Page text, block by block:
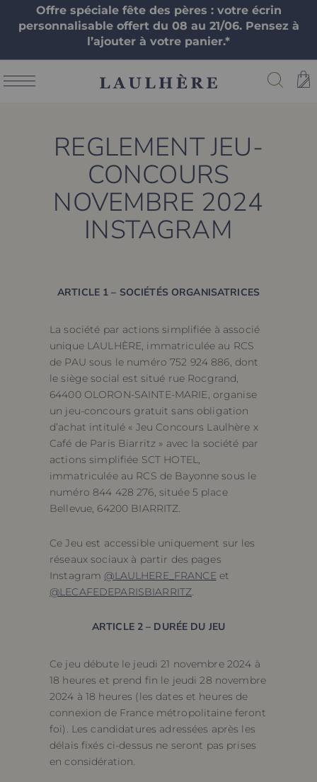
Offre spéciale fête des pères : votre écrin
personnalisable offert du 08 au 21/06. Pensez à
l’ajouter à votre panier.*
REGLEMENT JEU-
CONCOURS
NOVEMBRE 2024
INSTAGRAM
ARTICLE 1 – SOCIÉTÉS ORGANISATRICES
La société par actions simplifiée à associé
unique LAULHÈRE, immatriculée au RCS
de PAU sous le numéro 752 924 886, dont
le siège social est situé rue Rocgrand,
64400 OLORON-SAINTE-MARIE, organise
un jeu-concours gratuit sans obligation
d’achat intitulé « Jeu Concours Laulhère x
Café de Paris Biarritz » avec la société par
actions simplifiée SCT HOTEL,
immatriculée au RCS de Bayonne sous le
numéro 844 428 276, située 5 place
Bellevue, 64200 BIARRITZ.
Ce Jeu est accessible uniquement sur les
réseaux sociaux à partir des pages
Instagram @LAULHERE_FRANCEet
@LECAFEDEPARISBIARRITZ.
ARTICLE 2 – DURÉE DU JEU
Ce jeu débute le jeudi 21 novembre 2024 à
18 heures et prend fin le jeudi 28 novembre
2024 à 18 heures (les dates et heures de
connexion de France métropolitaine feront
foi). Les candidatures adressées après les
délais fixés ci-dessus ne seront pas prises
en considération.